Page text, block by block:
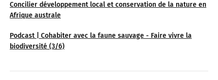
Concilier développement local et conservation de la nature en
Afrique australe
Podcast | Cohabiter avec la faune sauvage - Faire vivre la
biodiversité (3/6)